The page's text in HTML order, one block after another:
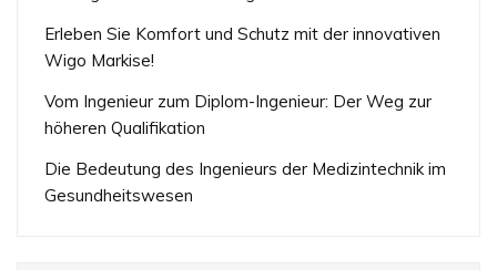
Erleben Sie Komfort und Schutz mit der innovativen
Wigo Markise!
Vom Ingenieur zum Diplom-Ingenieur: Der Weg zur
höheren Qualifikation
Die Bedeutung des Ingenieurs der Medizintechnik im
Gesundheitswesen